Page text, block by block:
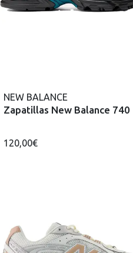
NEW BALANCE
Zapatillas New Balance 740
120,00€